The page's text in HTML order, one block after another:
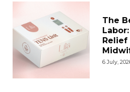
The
6 July,